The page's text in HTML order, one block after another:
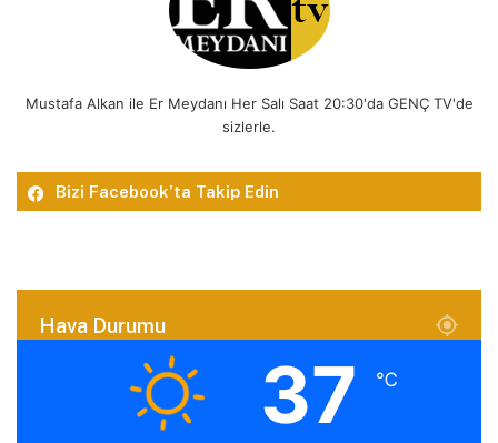
Mustafa Alkan ile Er Meydanı Her Salı Saat 20:30'da GENÇ TV'de
sizlerle.
Bizi Facebook’ta Takip Edin
Hava Durumu
37 ℃